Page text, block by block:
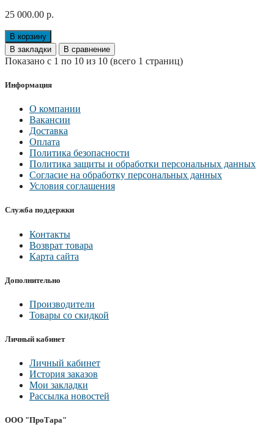
25 000.00 р.
В корзину
В закладки
В сравнение
Показано с 1 по 10 из 10 (всего 1 страниц)
Информация
О компании
Вакансии
Доставка
Оплата
Политика безопасности
Политика защиты и обработки персональных данных
Согласие на обработку персональных данных
Условия соглашения
Служба поддержки
Контакты
Возврат товара
Карта сайта
Дополнительно
Производители
Товары со скидкой
Личный кабинет
Личный кабинет
История заказов
Мои закладки
Рассылка новостей
ООО "ПроТара"